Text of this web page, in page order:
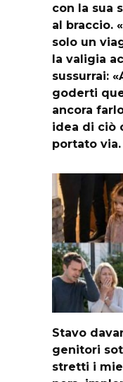
con la sua
al braccio.
solo un
la valigia
sussurrai:
goderti
ancora
idea di ciò
portato via.
Stavo
genitori
stretti i